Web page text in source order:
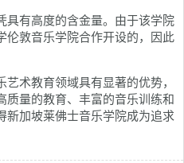
有高度的含金量。由于该学院
伦敦音乐学院合作开设的，因此
术教育领域具有显著的优势，
质量的教育、丰富的音乐训练和
新加坡莱佛士音乐学院成为追求